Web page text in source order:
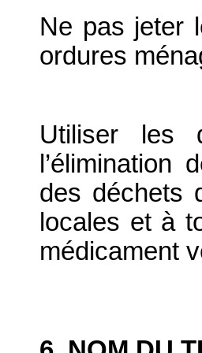
Ne pas jeter
ordures
Utiliser les
des déchets
locales et à
médicament